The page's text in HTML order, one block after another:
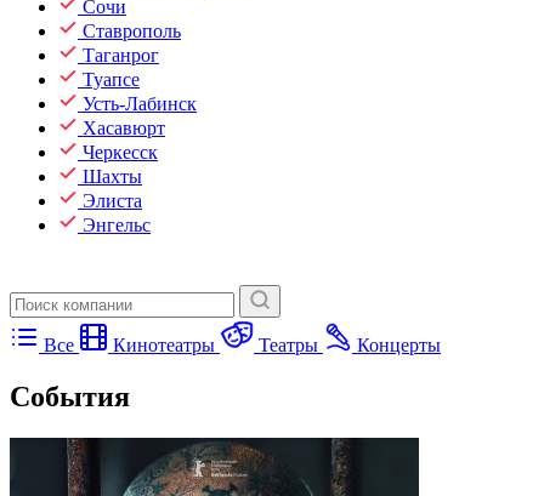
Сочи
Ставрополь
Таганрог
Туапсе
Усть-Лабинск
Хасавюрт
Черкесск
Шахты
Элиста
Энгельс
Все Кинотеатры Театры Концерты
События